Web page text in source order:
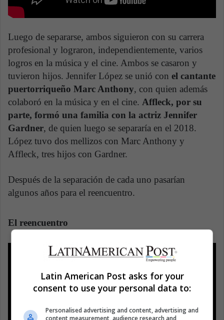
Luego de separarse, ambos siguieron con su carrera
profesional y lograron, independientemente, varios
logros en la música y el cine. Ambos se casaron y
tuvieron hijos. Jennifer López se unió con el cantante
puertorriqueño Marc Anthony, con quien además
colaboró en la música y en el cine. Affleck, por su
parte, formó una familia con la actriz Jennifer
Gardner, de quien luego se separaría en el 2018.
López tuvo dos mellizos con Marc Anthony y
Affleck, tres hijos con Gardner.
Después de la separación de cada uno pasarían
algunos años para el reencuentro.
El reencuentro
Latin American Post asks for your
consent to use your personal data to:
Personalised advertising and content, advertising and
content measurement, audience research and